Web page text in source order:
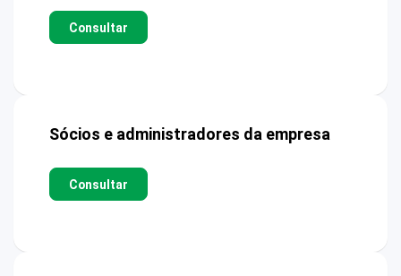
Consultar
Sócios e administradores da empresa
Consultar